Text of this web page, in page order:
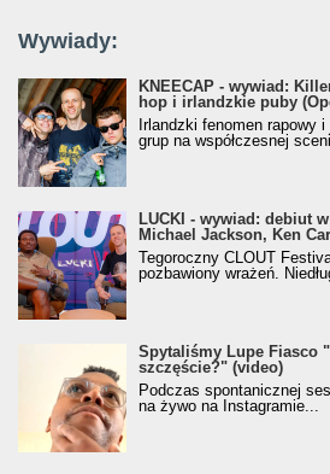
Wywiady:
KNEECAP - wywiad:
hop i irlandzkie puby
Irlandzki fenomen rapowy
grup na współczesnej
LUCKI - wywiad: debiut
Michael Jackson, Ken
Tegoroczny CLOUT
pozbawiony wrażeń.
Spytaliśmy Lupe Fiasco
szczęście?" (video)
Podczas spontanicznej
na żywo na Instagramie...